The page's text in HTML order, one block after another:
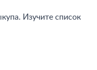
Изучите список